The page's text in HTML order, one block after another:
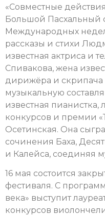
«Совместные
Большой Пасхальный
Международных
рассказы и стихи
известная актриса и
Спивакова, жена
дирижёра и
музыкальную
известная
конкурсов и премии
Осетинская. Она
сочинения Баха,
и Калейса, соединяя
16 мая состоится
фестиваля. С
века» выступит
конкурсов